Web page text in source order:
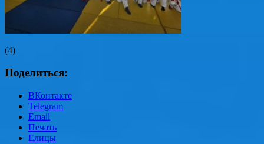
(4)
Поделиться:
ВКонтакте
Telegram
Email
Печать
Елицы